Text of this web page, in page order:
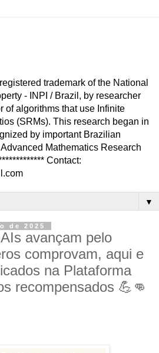
trademark of the National
- INPI / Brazil, by researcher
of algorithms that use Infinite
(SRMs). This research began in
by important Brazilian
Mathematics Research
Contact:
▼
de 2025
avançam pelo
comprovam, aqui e
na Plataforma
recompensados 💪👊